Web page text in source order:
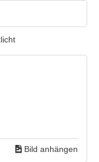
Bild anhängen